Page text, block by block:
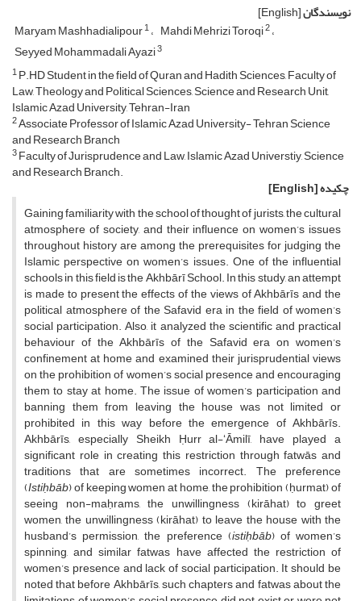
نویسندگان[English]
Maryam Mashhadialipour1 Mahdi Mehrizi Toroqi2
Seyyed Mohammadali Ayazi3
1P.HD Student in the field of Quran and Hadith Sciences, Faculty of
Law, Theology and Political Sciences, Science and Research Unit,
Islamic Azad University, Tehran-Iran
2Associate Professor of Islamic Azad University- Tehran Science
and Research Branch
3Faculty of Jurisprudence and Law, Islamic Azad Universtiy, Science
and Research Branch.
چکیده[English]
Gaining familiarity with the school of thought of jurists, the cultural
atmosphere of society, and their influence on women’s issues
throughout history are among the prerequisites for judging the
Islamic perspective on women’s issues. One of the influential
schools in this field is the Akhbārī School. In this study, an attempt
is made to present the effects of the views of Akhbārīs and the
political atmosphere of the Safavid era in the field of women’s
social participation. Also, it analyzed the scientific and practical
behaviour of the Akhbārīs of the Safavid era on women’s
confinement at home and examined their jurisprudential views
on the prohibition of women’s social presence and encouraging
them to stay at home. The issue of women’s participation and
banning them from leaving the house was not limited or
prohibited in this way before the emergence of Akhbārīs.
Akhbārīs, especially Sheikh Ḥurr al-ʻĀmilī, have played a
significant role in creating this restriction through fatwās and
traditions that are sometimes incorrect. The preference
(Istiḥbāb) of keeping women at home, the prohibition (ḥurmat) of
seeing non-maḥrams, the unwillingness (kirāhat) to greet
women, the unwillingness (kirāhat) to leave the house with the
husband’s permission, the preference (istiḥbāb) of women’s
spinning, and similar fatwas have affected the restriction of
women’s presence and lack of social participation. It should be
noted that before Akhbārīs, such chapters and fatwas about the